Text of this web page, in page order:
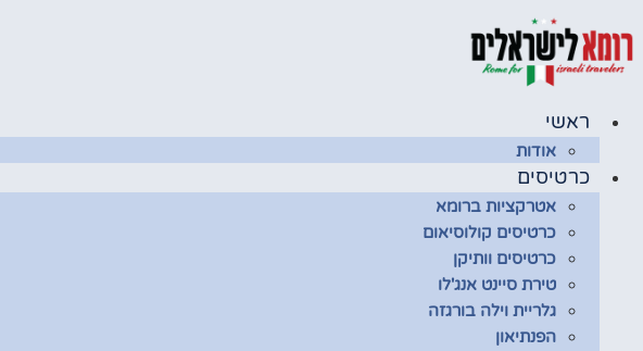
לתוכן
ראשי
אודות
כרטיסים
אטרקציות ברומא
כרטיסים קולוסיאום
כרטיסים וותיקן
טירת סיינט אנג'לו
גלריית וילה בורגזה
הפנתיאון